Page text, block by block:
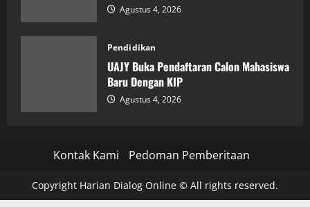
Agustus 4, 2026
Pendidikan
UAJY Buka Pendaftaran Calon Mahasiswa
Baru Dengan KIP
Agustus 4, 2026
Kontak Kami Pedoman Pemberitaan